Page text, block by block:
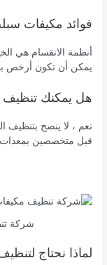
فوائد مكيفات
أنظمة الانقسام هي
يمكن أن تكون أرخص بنسبة تصل إلى
هل يمكنك تنظيف
نعم ، لا ينصح بتنظيف
قبل متخصصين بمعدات
شركة
لماذا نحتاج